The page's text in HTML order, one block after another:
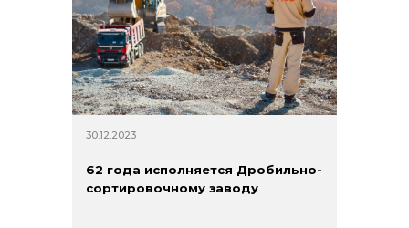
30.12.2023
62 года исполняется Дробильно-
сортировочному заводу